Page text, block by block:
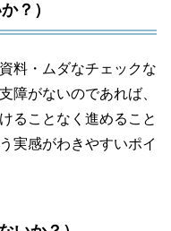
？）
料・ムダなチェックな
障がないのであれば、
ることなく進めること
実感がわきやすいポイ